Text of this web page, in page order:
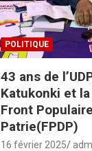
POLITIQUE
43 ans de
Katukonki et
Front
Patrie(FPDP)
16 février 2025